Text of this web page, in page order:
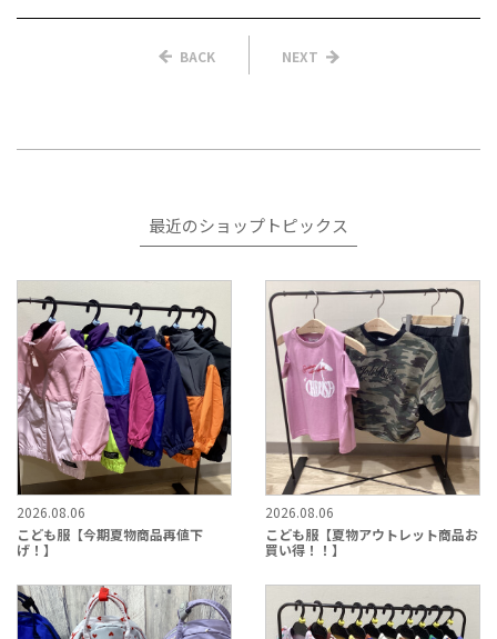
BACK NEXT
最近のショップトピックス
2026.08.06
こども服【今期夏物商品再値下
げ！】
2026.08.06
こども服【夏物アウトレット商品お
買い得！！】